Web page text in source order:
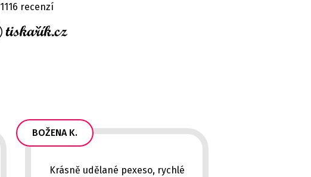
1116 recenzí
BOŽENA K.
Krásně udělané pexeso, rychlé